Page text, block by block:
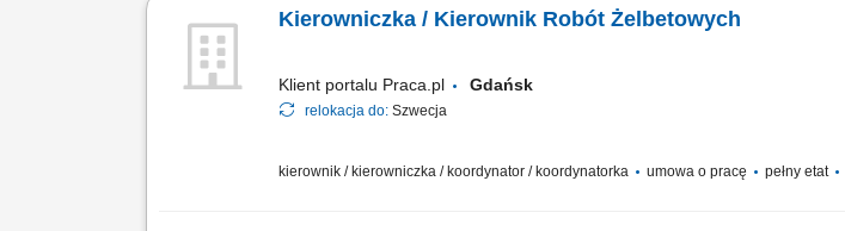
Kierowniczka / Kierownik Robót Żelbetowych
Klient portalu Praca.pl Gdańsk
relokacja do: Szwecja
kierownik / kierowniczka / koordynator / koordynatorka umowa o pracę pełny etat